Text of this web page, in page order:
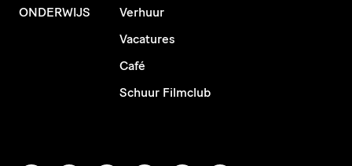
ONDERWIJS
Verhuur
Vacatures
Café
Schuur Filmclub